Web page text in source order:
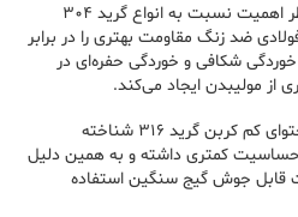
لوله استیل گرید ۳۱۶/۳۱۶L از نظر اهمیت نسبت به انواع گرید ۳۰۴
ضد زنگ مقاومت بهتری را در برابر
خوردگی شکافی و خوردگی حفره‌ای در
از مولیبدن ایجاد می‌کند.
گرید ۳۱۶L به‌طورکلی به‌عنوان محتوای کم کربن گرید ۳۱۶ شناخته
حساسیت کمتری داشته و به همین دلیل
قابل جوش گیج سنگین استفاده